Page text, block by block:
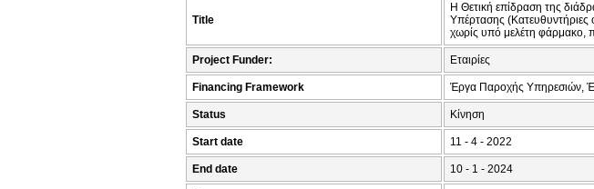
Title
Η Θετική επίδραση της
Υπέρτασης (Κατευθυντήριες
χωρίς υπό μελέτη φάρμακο,
Project Funder: Εταιρίες
Financing Framework Έργα Παροχής Υπηρεσιών,
Status Κίνηση
Start date 11 - 4 - 2022
End date 10 - 1 - 2024